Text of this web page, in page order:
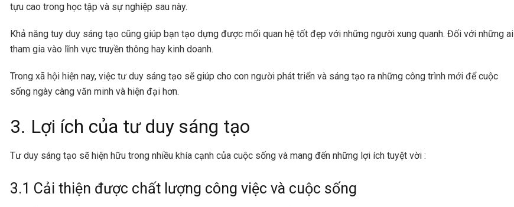
tựu cao trong học tập và sự nghiệp sau này.
Khả năng tuy duy sáng tạo cũng giúp bạn tạo dựng được mối quan hệ tốt đẹp với những người xung quanh. Đối với những ai
tham gia vào lĩnh vực truyền thông hay kinh doanh.
Trong xã hội hiện nay, việc tư duy sáng tạo sẽ giúp cho con người phát triển và sáng tạo ra những công trình mới để cuộc
sống ngày càng văn minh và hiện đại hơn.
3. Lợi ích của tư duy sáng tạo
Tư duy sáng tạo sẽ hiện hữu trong nhiều khía cạnh của cuộc sống và mang đến những lợi ích tuyệt vời :
3.1 Cải thiện được chất lượng công việc và cuộc sống